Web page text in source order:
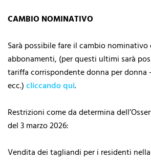
CAMBIO NOMINATIVO
Sarà possibile fare il cambio
abbonamenti, (per questi ultimi sarà
tariffa corrispondente donna per donna
ecc.)cliccando qui.
Restrizioni come da determina
del 3 marzo 2026:
Vendita dei tagliandi per i residenti